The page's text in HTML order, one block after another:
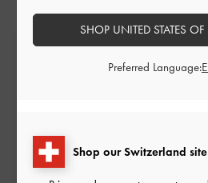
Sur toutes les commandes avec
Dans les 30 jours suivant la
Shop our Switzerland site
SHOP UNITED STATES
Preferred Language: